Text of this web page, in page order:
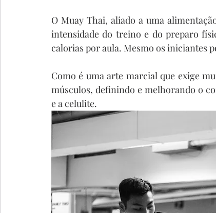
O Muay Thai, aliado a uma
intensidade do treino e do preparo
calorias por aula. Mesmo os iniciantes
Como é uma arte marcial que exige
músculos, definindo e melhorando o
e a celulite.